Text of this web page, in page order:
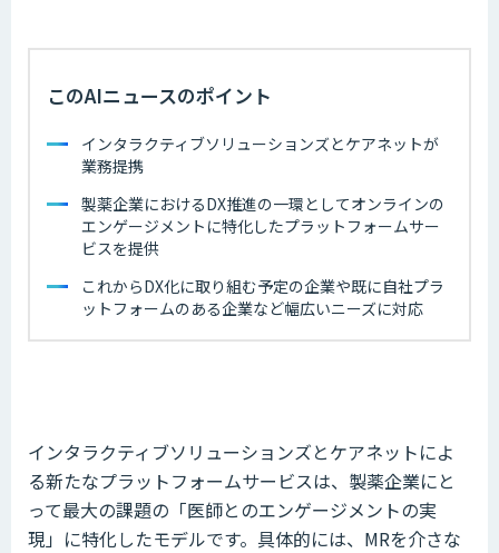
このAIニュースのポイント
インタラクティブソリューションズとケアネットが
業務提携
製薬企業におけるDX推進の一環としてオンラインの
エンゲージメントに特化したプラットフォームサー
ビスを提供
これからDX化に取り組む予定の企業や既に自社プラ
ットフォームのある企業など幅広いニーズに対応
インタラクティブソリューションズとケアネットによ
る新たなプラットフォームサービスは、製薬企業にと
って最大の課題の「医師とのエンゲージメントの実
現」に特化したモデルです。具体的には、MRを介さな